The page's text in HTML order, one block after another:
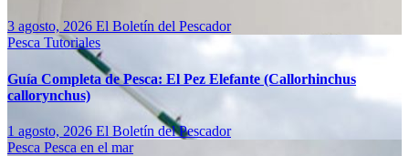
3 agosto, 2026 El Boletín del Pescador
Pesca Tutoriales
Guía Completa de Pesca: El Pez Elefante (Callorhinchus
callorynchus)
1 agosto, 2026 El Boletín del Pescador
Pesca Pesca en el mar